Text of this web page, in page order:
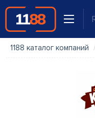
1188 каталог компаний